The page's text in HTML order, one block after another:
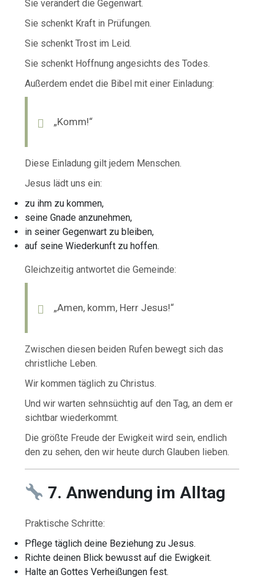
Sie verändert die Gegenwart.
Sie schenkt Kraft in Prüfungen.
Sie schenkt Trost im Leid.
Sie schenkt Hoffnung angesichts des Todes.
Außerdem endet die Bibel mit einer Einladung:
„Komm!“
Diese Einladung gilt jedem Menschen.
Jesus lädt uns ein:
zu ihm zu kommen,
seine Gnade anzunehmen,
in seiner Gegenwart zu bleiben,
auf seine Wiederkunft zu hoffen.
Gleichzeitig antwortet die Gemeinde:
„Amen, komm, Herr Jesus!“
Zwischen diesen beiden Rufen bewegt sich das
christliche Leben.
Wir kommen täglich zu Christus.
Und wir warten sehnsüchtig auf den Tag, an dem er
sichtbar wiederkommt.
Die größte Freude der Ewigkeit wird sein, endlich
den zu sehen, den wir heute durch Glauben lieben.
7. Anwendung im Alltag
Praktische Schritte:
Pflege täglich deine Beziehung zu Jesus.
Richte deinen Blick bewusst auf die Ewigkeit.
Halte an Gottes Verheißungen fest.